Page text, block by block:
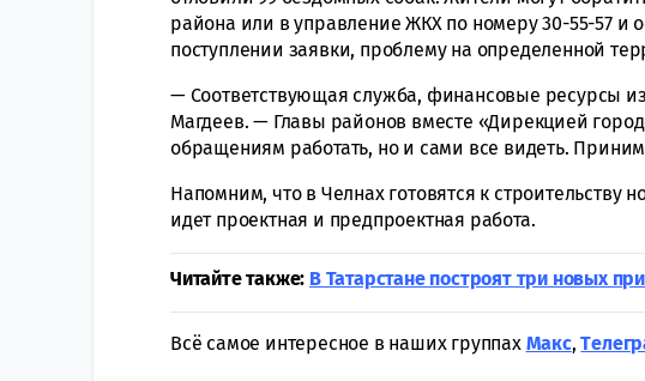
района или в управление ЖКХ по номеру 30-55-57 и
поступлении заявки, проблему на определенной
— Соответствующая служба, финансовые ресурсы
Магдеев. — Главы районов вместе «Дирекцией
обращениям работать, но и сами все видеть.
Напомним, что в Челнах готовятся к строительству
идет проектная и предпроектная работа.
Читайте также: В Татарстане построят три новых
Всё самое интересное в наших группах Макс,